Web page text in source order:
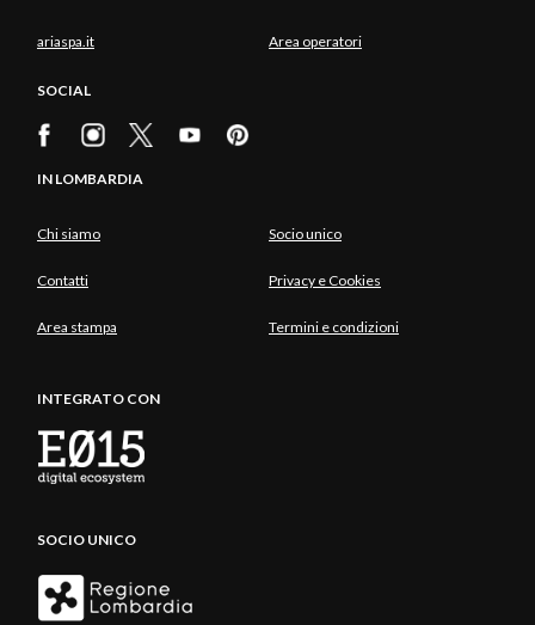
ariaspa.it Area operatori
SOCIAL
IN LOMBARDIA
Chi siamo Socio unico
Contatti Privacy e Cookies
Area stampa Termini e condizioni
INTEGRATO CON
SOCIO UNICO